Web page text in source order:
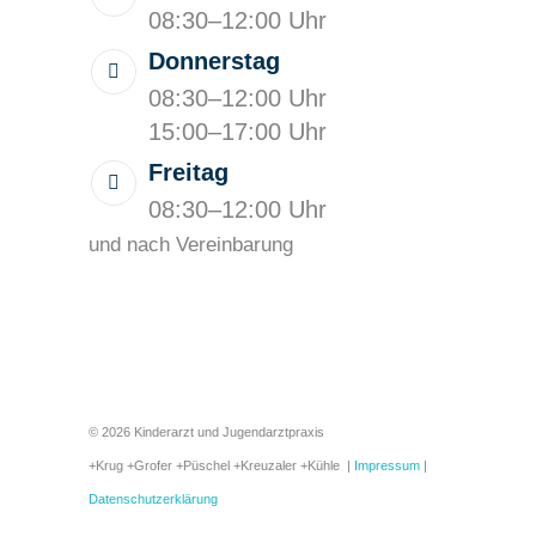
08:30–12:00 Uhr
Donnerstag
08:30–12:00 Uhr
15:00–17:00 Uhr
Freitag
08:30–12:00 Uhr
und nach Vereinbarung
© 2026 Kinderarzt und Jugendarztpraxis
+Krug +Grofer +Püschel +Kreuzaler +Kühle | Impressum |
Datenschutzerklärung